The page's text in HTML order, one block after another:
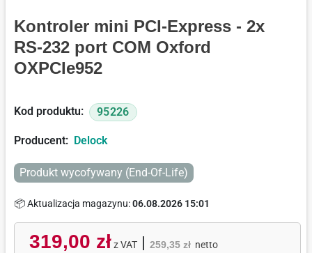
Kontroler mini PCI-Express - 2x
RS-232 port COM Oxford
OXPCIe952
Kod produktu: 95226
Producent: Delock
Produkt wycofywany (End-Of-Life)
📦 Aktualizacja magazynu:06.08.2026 15:01
319,00 zł z VAT| 259,35 zł netto